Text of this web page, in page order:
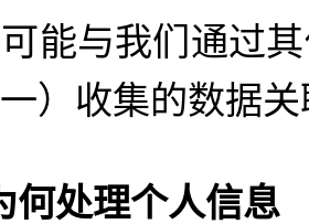
能与我们通过
）收集的数据
何处理个人信息